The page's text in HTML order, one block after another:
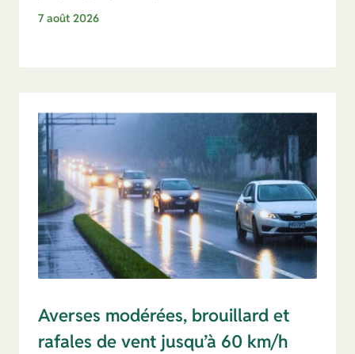
7 août 2026
Averses modérées, brouillard et
rafales de vent jusqu’à 60 km/h